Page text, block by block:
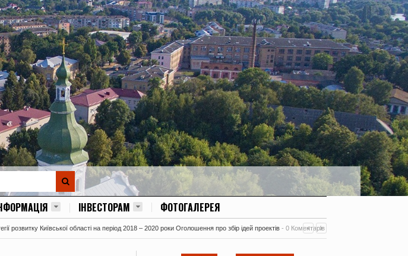
ІНВЕСТОРАМ ФОТОГАЛЕРЕЯ
розвитку Київської області на період 2018 – 2020 роки Оголошення про збір ідей проектів - 0 Коментарів